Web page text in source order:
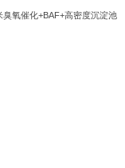
氧催化+BAF+高密度沉淀池